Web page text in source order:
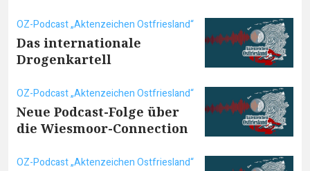
OZ-Podcast „Aktenzeichen Ostfriesland“
Das internationale
Drogenkartell
OZ-Podcast „Aktenzeichen Ostfriesland“
Neue Podcast-Folge über
die Wiesmoor-Connection
OZ-Podcast „Aktenzeichen Ostfriesland“